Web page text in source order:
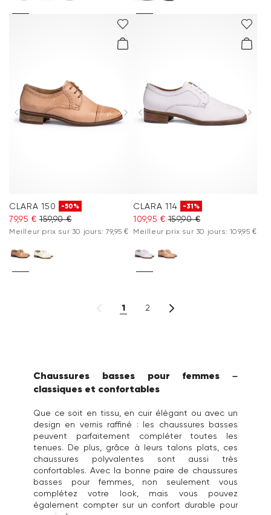
CLARA 150 -50%
79,95 € 159,90 €
Meilleur prix sur 30 jours: 79,95 €
CLARA 114 -31%
109,95 € 159,90 €
Meilleur prix sur 30 jours: 109,95 €
1 2
Chaussures basses pour femmes –
classiques et confortables
Que ce soit en tissu, en cuir élégant ou avec un
design en vernis raffiné : les chaussures basses
peuvent parfaitement compléter toutes les
tenues. De plus, grâce à leurs talons plats, ces
chaussures polyvalentes sont aussi très
confortables. Avec la bonne paire de chaussures
basses pour femmes, non seulement vous
complétez votre look, mais vous pouvez
également compter sur un confort durable pour